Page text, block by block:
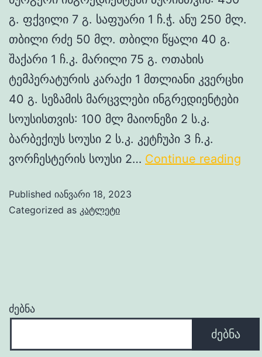
გ. ფქვილი 7 გ. საფუარი 1 ჩ.ჭ. ანუ 250 მლ.
თბილი რძე 50 მლ. თბილი წყალი 40 გ.
შაქარი 1 ჩ.კ. მარილი 75 გ. ოთახის
ტემპერატურის კარაქი 1 მთლიანი კვერცხი
40 გ. სეზამის მარცვლები ინგრედიენტები
სოუსისთვის: 100 მლ მაიონეზი 2 ს.კ.
ბარბექიუს სოუსი 2 ს.კ. კეტჩუპი 3 ჩ.კ.
ვორჩესტერის სოუსი 2… Continue reading
Published იანვარი 18, 2023
Categorized as კატლეტი
ძებნა
ძებნა